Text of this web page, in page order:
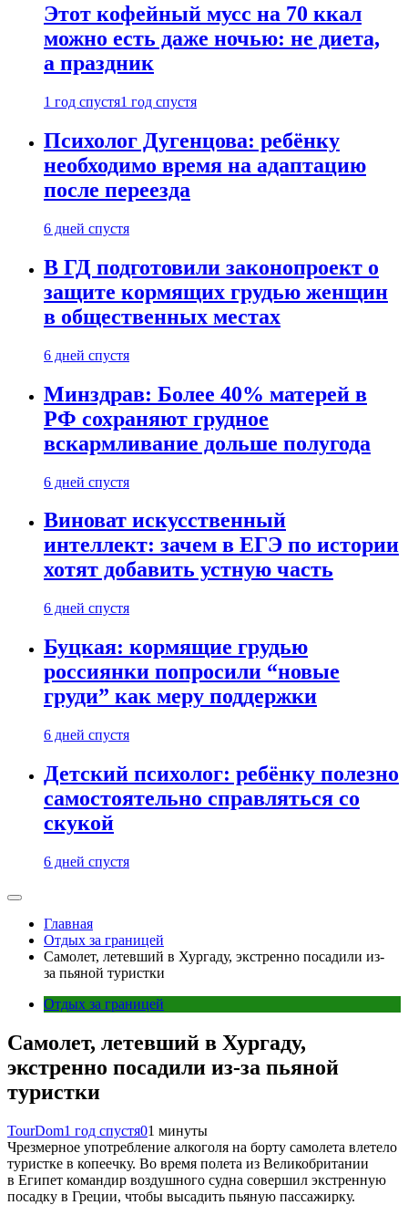
Этот кофейный мусс на 70 ккал
можно есть даже ночью: не диета,
а праздник
1 год спустя1 год спустя
Психолог Дугенцова: ребёнку
необходимо время на адаптацию
после переезда
6 дней спустя
В ГД подготовили законопроект о
защите кормящих грудью женщин
в общественных местах
6 дней спустя
Минздрав: Более 40% матерей в
РФ сохраняют грудное
вскармливание дольше полугода
6 дней спустя
Виноват искусственный
интеллект: зачем в ЕГЭ по истории
хотят добавить устную часть
6 дней спустя
Буцкая: кормящие грудью
россиянки попросили “новые
груди” как меру поддержки
6 дней спустя
Детский психолог: ребёнку полезно
самостоятельно справляться со
скукой
6 дней спустя
Главная
Отдых за границей
Самолет, летевший в Хургаду, экстренно посадили из-
за пьяной туристки
Отдых за границей
Самолет, летевший в Хургаду,
экстренно посадили из-за пьяной
туристки
TourDom1 год спустя01 минуты
Чрезмерное употребление алкоголя на борту самолета влетело
туристке в копеечку. Во время полета из Великобритании
в Египет командир воздушного судна совершил экстренную
посадку в Греции, чтобы высадить пьяную пассажирку.